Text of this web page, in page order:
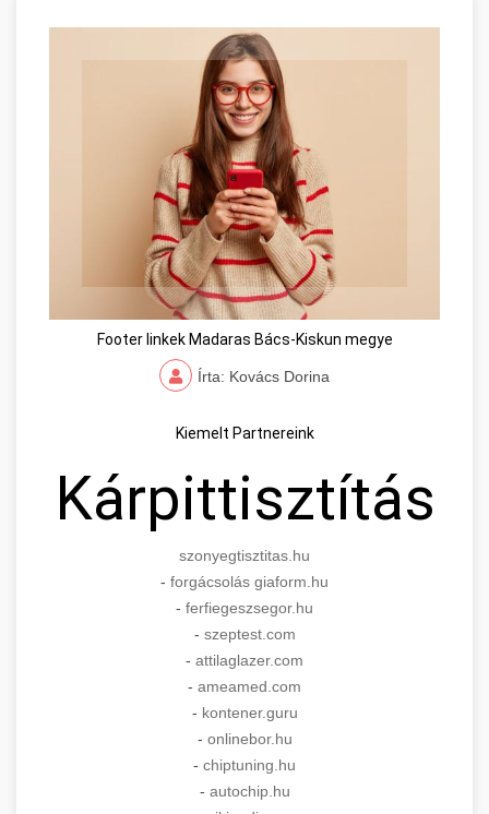
Footer linkek Madaras Bács-Kiskun megye
Írta: Kovács Dorina
Kiemelt Partnereink
Kárpittisztítás
szonyegtisztitas.hu
- forgácsolás giaform.hu
- ferfiegeszsegor.hu
- szeptest.com
- attilaglazer.com
- ameamed.com
- kontener.guru
- onlinebor.hu
- chiptuning.hu
- autochip.hu